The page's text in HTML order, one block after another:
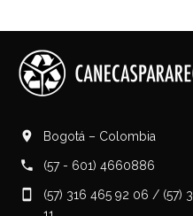
Bogotá – Colombia
(57 - 601) 4660886
(57) 316 465 92 06 / (57)